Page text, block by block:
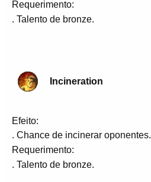
Requerimento:
. Talento de bronze.
Incineration
Efeito:
. Chance de incinerar oponentes.
Requerimento:
. Talento de bronze.